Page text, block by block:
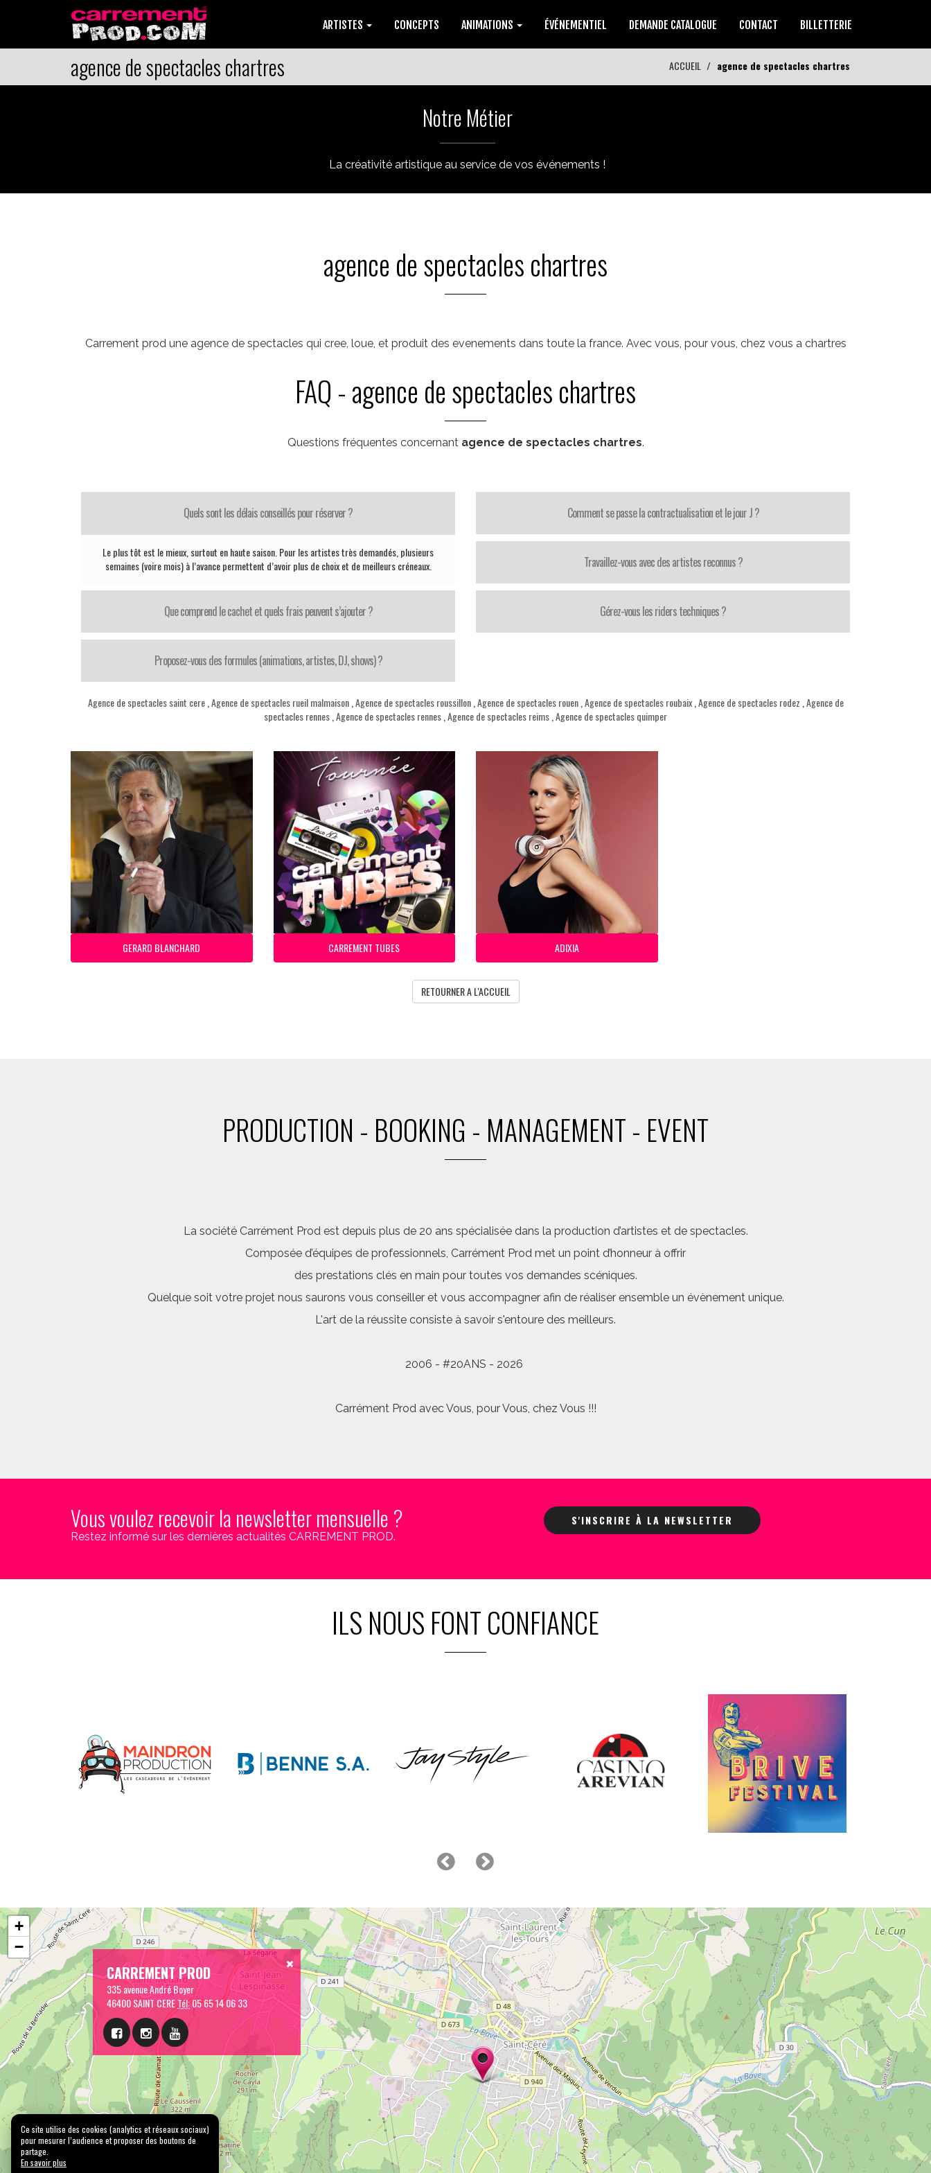
ARTISTES CONCEPTS ANIMATIONS ÉVÉNEMENTIEL DEMANDE CATALOGUE CONTACT BILLETTERIE
agence de spectacles chartres ACCUEIL agence de spectacles chartres
Notre Métier
La créativité artistique au service de vos événements !
agence de spectacles chartres
Carrement prod une agence de spectacles qui cree, loue, et produit des evenements dans toute la france. Avec vous, pour vous, chez vous a chartres
FAQ - agence de spectacles chartres
Questions fréquentes concernant agence de spectacles chartres.
Quels sont les délais conseillés pour réserver ?
Le plus tôt est le mieux, surtout en haute saison. Pour les artistes très demandés, plusieurs
semaines (voire mois) à l’avance permettent d’avoir plus de choix et de meilleurs créneaux.
Que comprend le cachet et quels frais peuvent s’ajouter ?
Proposez-vous des formules (animations, artistes, DJ, shows) ?
Comment se passe la contractualisation et le jour J ?
Travaillez-vous avec des artistes reconnus ?
Gérez-vous les riders techniques ?
Agence de spectacles saint cere, Agence de spectacles rueil malmaison, Agence de spectacles roussillon, Agence de spectacles rouen, Agence de spectacles roubaix, Agence de spectacles rodez Agence de
spectacles rennes Agence de spectacles rennes Agence de spectacles reims Agence de spectacles quimper
GERARD BLANCHARD CARREMENT TUBES ADIXIA
RETOURNER A L'ACCUEIL
PRODUCTION - BOOKING - MANAGEMENT - EVENT
La société Carrément Prod est depuis plus de 20 ans spécialisée dans la production d’artistes et de spectacles.
Composée d’équipes de professionnels, Carrément Prod met un point d’honneur à offrir
des prestations clés en main pour toutes vos demandes scéniques.
Quelque soit votre projet nous saurons vous conseiller et vous accompagner afin de réaliser ensemble un évènement unique.
L'art de la réussite consiste à savoir s'entoure des meilleurs.
2006 - #20ANS - 2026
Carrément Prod avec Vous, pour Vous, chez Vous !!!
Vous voulez recevoir la newsletter mensuelle ?
Restez informé sur les dernières actualités CARREMENT PROD.
S'INSCRIRE À LA NEWSLETTER
ILS NOUS FONT CONFIANCE
CARREMENT PROD
335 avenue André Boyer
46400 SAINT CERETél:05 65 14 06 33
+
−
Ce site utilise des cookies (analytics et réseaux sociaux)
pour mesurer l’audience et proposer des boutons de
partage.
En savoir plus